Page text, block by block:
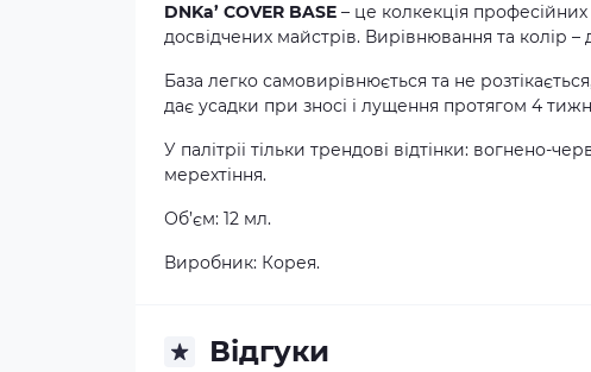
DNKa’ COVER BASE – це колкекція
досвідчених майстрів. Вирівнювання та колір
База легко самовирівнюється та не
дає усадки при зносі і лущення протягом 4
У палітріі тільки трендові відтінки: вогнено-
мерехтіння.
Об’єм: 12 мл.
Виробник: Корея.
Відгуки